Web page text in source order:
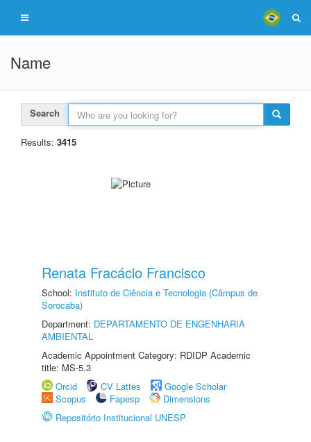
Name
Search
Results: 3415
Renata Fracácio Francisco
School: Instituto de Ciência e Tecnologia (Câmpus de
Sorocaba)
Department: DEPARTAMENTO DE ENGENHARIA
AMBIENTAL
Academic Appointment Category: RDIDP Academic
title: MS-5.3
Orcid
CV Lattes
Google Scholar
Scopus
Fapesp
Dimensions
Repositório Institucional UNESP